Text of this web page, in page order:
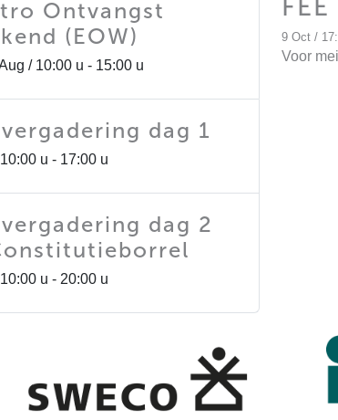
Ontvangst
(EOW)
/ 10:00 u - 15:00 u
dag 1
u - 17:00 u
dag 2
u - 20:00 u
9 Oct /
Voor